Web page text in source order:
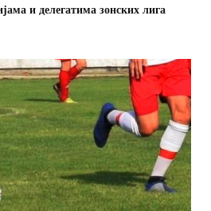
и делегатима зонских лига